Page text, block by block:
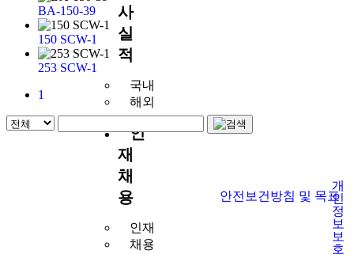
사
실
적
국내사업
해외사업
인
재
채
용
인재상
채용안내
BA-150-39
150 SCW-1
253 SCW-1
1
안전보건방침 및 목표
개
인
정
보
보
호